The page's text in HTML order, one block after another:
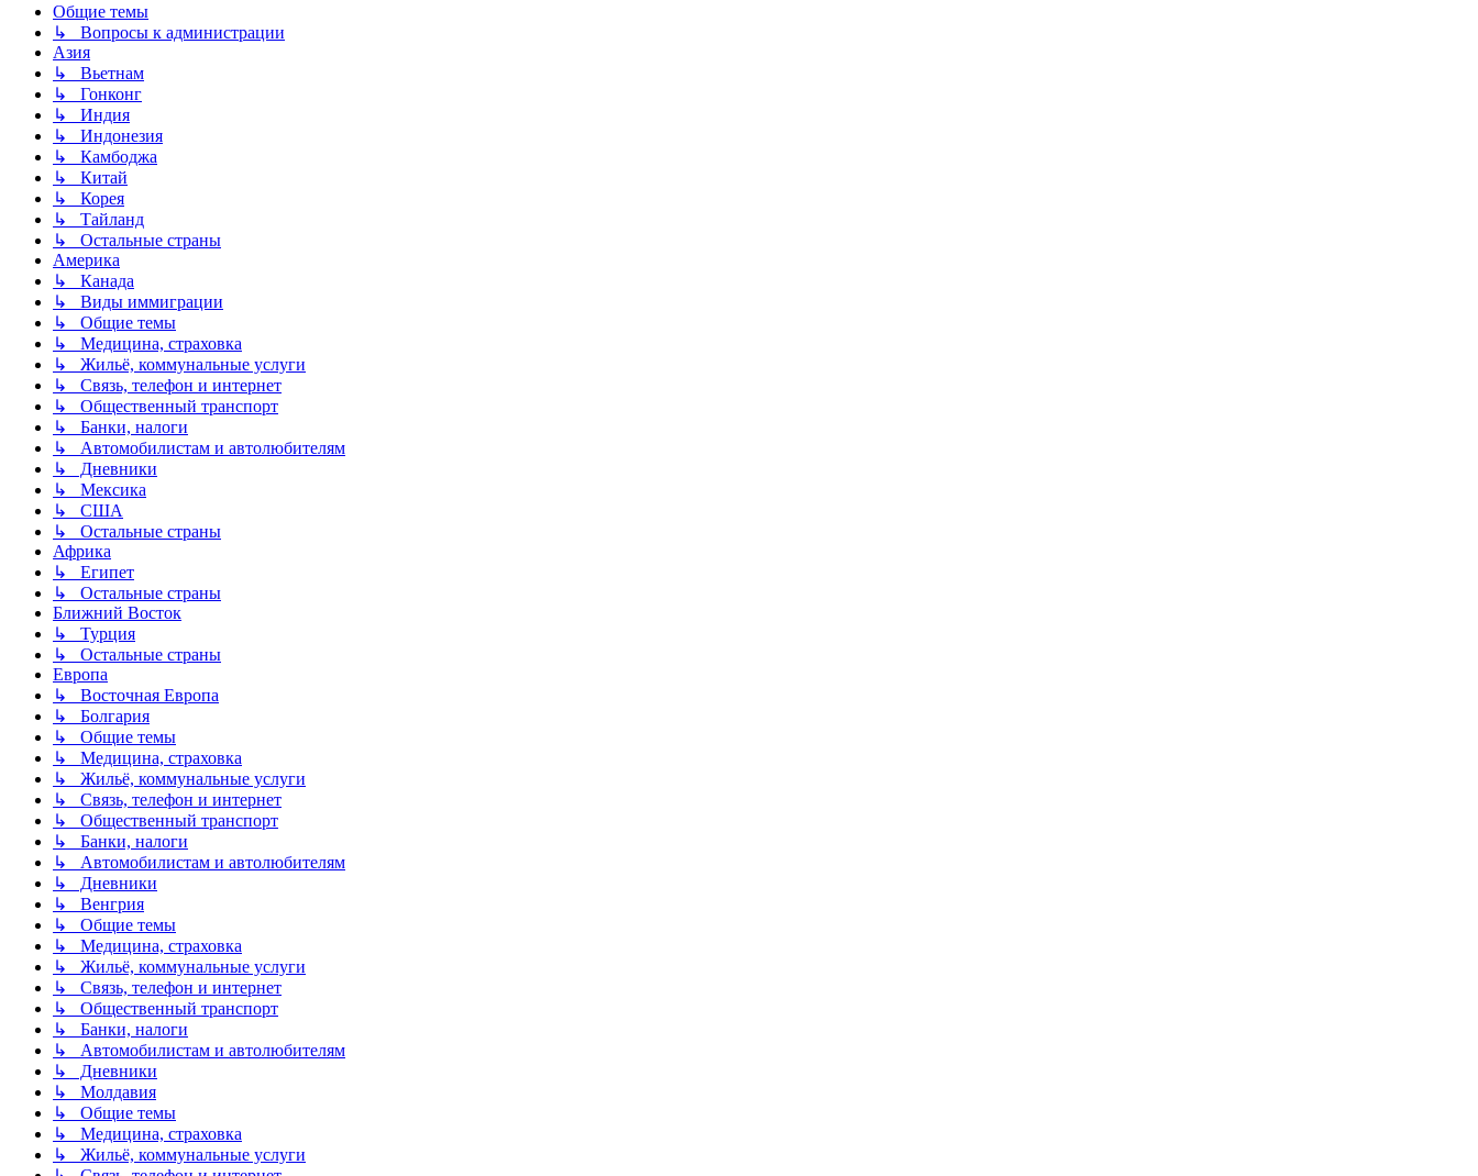
Общие темы
↳ Вопросы к администрации
Азия
↳ Вьетнам
↳ Гонконг
↳ Индия
↳ Индонезия
↳ Камбоджа
↳ Китай
↳ Корея
↳ Тайланд
↳ Остальные страны
Америка
↳ Канада
↳ Виды иммиграции
↳ Общие темы
↳ Медицина, страховка
↳ Жильё, коммунальные услуги
↳ Связь, телефон и интернет
↳ Общественный транспорт
↳ Банки, налоги
↳ Автомобилистам и автолюбителям
↳ Дневники
↳ Мексика
↳ США
↳ Остальные страны
Африка
↳ Египет
↳ Остальные страны
Ближний Восток
↳ Турция
↳ Остальные страны
Европа
↳ Восточная Европа
↳ Болгария
↳ Общие темы
↳ Медицина, страховка
↳ Жильё, коммунальные услуги
↳ Связь, телефон и интернет
↳ Общественный транспорт
↳ Банки, налоги
↳ Автомобилистам и автолюбителям
↳ Дневники
↳ Венгрия
↳ Общие темы
↳ Медицина, страховка
↳ Жильё, коммунальные услуги
↳ Связь, телефон и интернет
↳ Общественный транспорт
↳ Банки, налоги
↳ Автомобилистам и автолюбителям
↳ Дневники
↳ Молдавия
↳ Общие темы
↳ Медицина, страховка
↳ Жильё, коммунальные услуги